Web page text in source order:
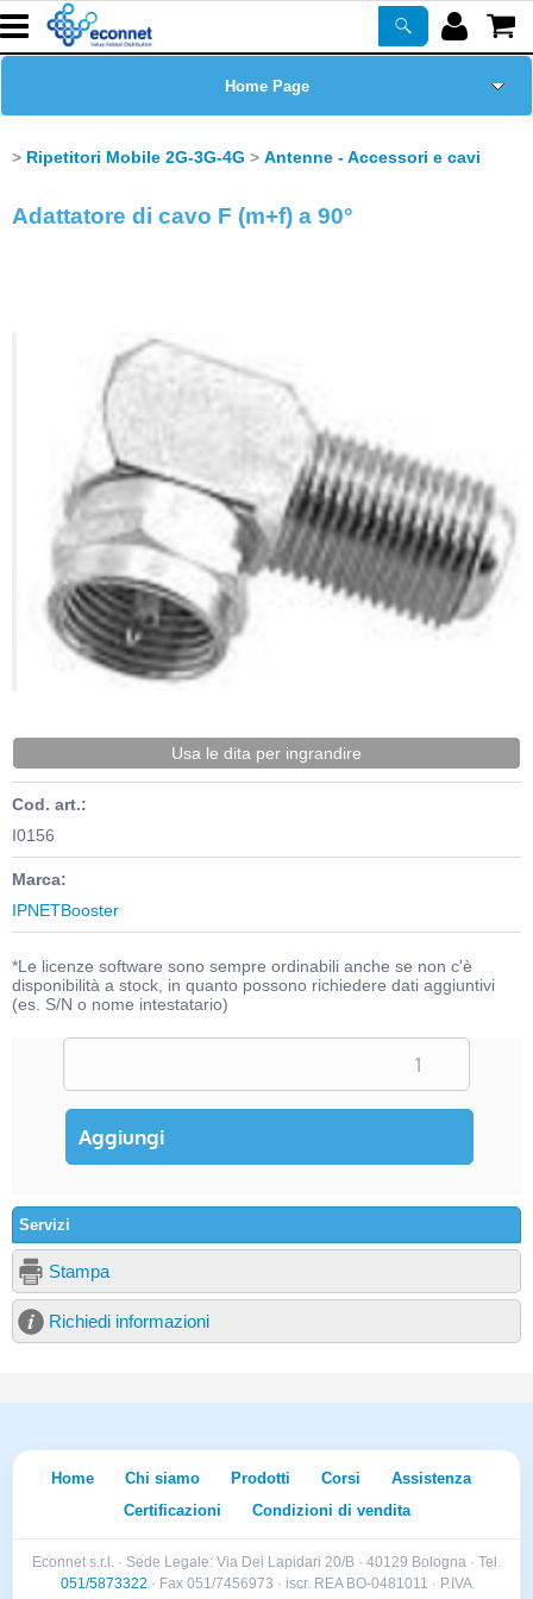
Home Page
Prodotti
Certificazioni
Newsletter
PROMO ATTIVE
Ripetitori Mobile 2G-3G-4G Antenne - Accessori e cavi
Adattatore di cavo F (m+f) a 90°
Usa le dita per ingrandire
Cod. art.:
I0156
Marca:
IPNETBooster
*Le licenze software sono sempre ordinabili anche se non c'è
disponibilità a stock, in quanto possono richiedere dati aggiuntivi
(es. S/N o nome intestatario)
Servizi
Stampa
Richiedi informazioni
Home Chi siamo Prodotti Corsi
Assistenza
Certificazioni
Condizioni di vendita
Econnet s.r.l. · Sede Legale: Via Dei Lapidari 20/B · 40129 Bologna · Tel.
051/5873322 · Fax 051/7456973 · iscr. REA BO-0481011 · P.IVA